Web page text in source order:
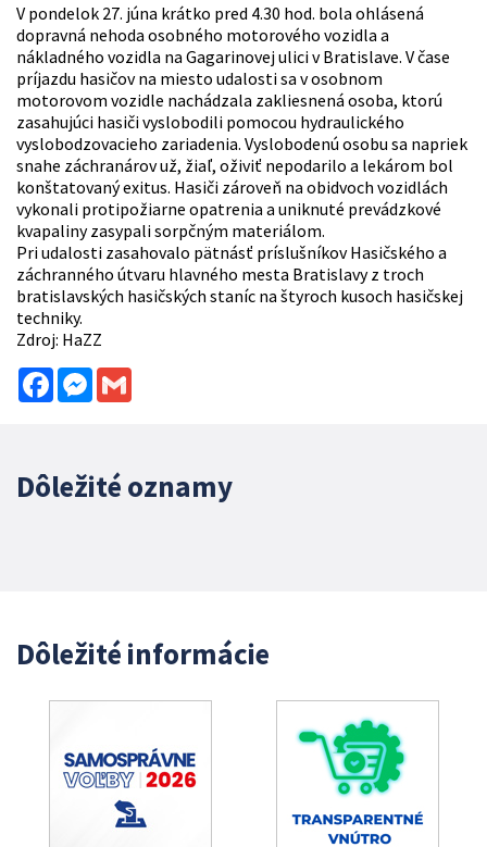
V pondelok 27. júna krátko pred 4.30 hod. bola ohlásená
dopravná nehoda osobného motorového vozidla a
nákladného vozidla na Gagarinovej ulici v Bratislave. V čase
príjazdu hasičov na miesto udalosti sa v osobnom
motorovom vozidle nachádzala zakliesnená osoba, ktorú
zasahujúci hasiči vyslobodili pomocou hydraulického
vyslobodzovacieho zariadenia. Vyslobodenú osobu sa napriek
snahe záchranárov už, žiaľ, oživiť nepodarilo a lekárom bol
konštatovaný exitus. Hasiči zároveň na obidvoch vozidlách
vykonali protipožiarne opatrenia a uniknuté prevádzkové
kvapaliny zasypali sorpčným materiálom.
Pri udalosti zasahovalo pätnásť príslušníkov Hasičského a
záchranného útvaru hlavného mesta Bratislavy z troch
bratislavských hasičských staníc na štyroch kusoch hasičskej
techniky.
Zdroj: HaZZ
FacebookMessenger
Dôležité oznamy
Dôležité informácie